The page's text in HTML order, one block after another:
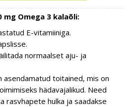
Omega 3 kalaõli:
E-vitamiiniga.
normaalset aju- ja
toitained, mis on
hädavajalikud. Need
rasvhapete hulka ja saadakse